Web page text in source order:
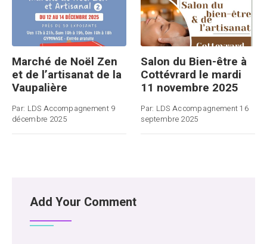
Marché de Noël Zen
et de l’artisanat de la
Vaupalière
Par: LDS Accompagnement 9
décembre 2025
Salon du Bien-être à
Cottévrard le mardi
11 novembre 2025
Par: LDS Accompagnement16
septembre 2025
Add Your Comment